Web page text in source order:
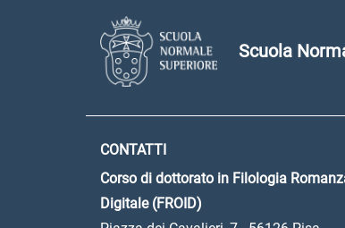
Scuola
CONTATTI
Corso di dottorato in Filologia
Digitale (FROID)